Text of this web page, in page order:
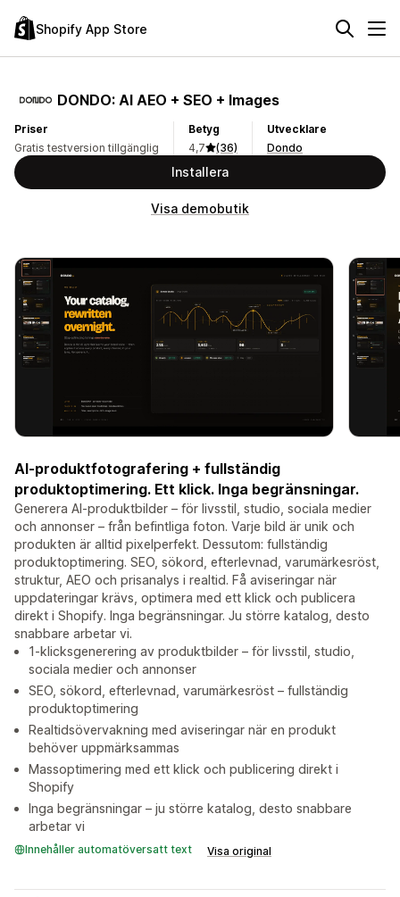
Shopify App Store
DONDO: AI AEO + SEO + Images
Priser
Gratis testversion tillgänglig
Betyg
4,7
(36)
Utvecklare
Dondo
Installera
Visa demobutik
AI-produktfotografering + fullständig
produktoptimering. Ett klick. Inga begränsningar.
Generera AI-produktbilder – för livsstil, studio, sociala medier
och annonser – från befintliga foton. Varje bild är unik och
produkten är alltid pixelperfekt. Dessutom: fullständig
produktoptimering. SEO, sökord, efterlevnad, varumärkesröst,
struktur, AEO och prisanalys i realtid. Få aviseringar när
uppdateringar krävs, optimera med ett klick och publicera
direkt i Shopify. Inga begränsningar. Ju större katalog, desto
snabbare arbetar vi.
1-klicksgenerering av produktbilder – för livsstil, studio,
sociala medier och annonser
SEO, sökord, efterlevnad, varumärkesröst – fullständig
produktoptimering
Realtidsövervakning med aviseringar när en produkt
behöver uppmärksammas
Massoptimering med ett klick och publicering direkt i
Shopify
Inga begränsningar – ju större katalog, desto snabbare
arbetar vi
Innehåller automatöversatt text Visa original